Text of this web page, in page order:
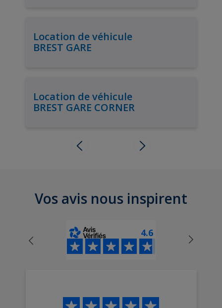
Location de véhicule
BREST GARE
Location de véhicule
BREST GARE CORNER
Vos avis nous inspirent
4.6